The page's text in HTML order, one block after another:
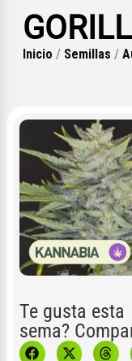
Inicio / Semillas /
Te gusta esta
sema?